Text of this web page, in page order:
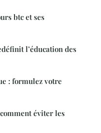
btc et ses
l’éducation des
: formulez votre
éviter les